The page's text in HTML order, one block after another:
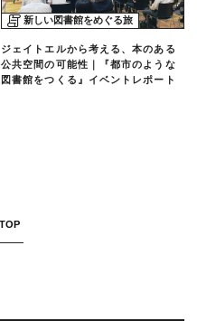
新しい図書館をめぐる旅
ジェイトエルから考える、本のある
公共空間の可能性｜『都市のような
図書館をつくる』イベントレポート